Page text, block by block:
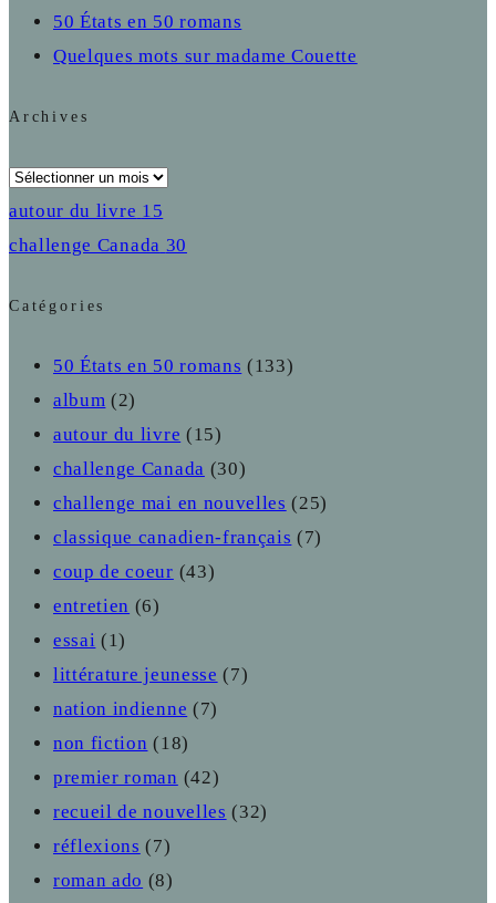
50 États en 50 romans
Quelques mots sur madame Couette
Archives
Archives
autour du livre 15
challenge Canada 30
Catégories
50 États en 50 romans (133)
album (2)
autour du livre (15)
challenge Canada (30)
challenge mai en nouvelles (25)
classique canadien-français (7)
coup de coeur (43)
entretien (6)
essai (1)
littérature jeunesse (7)
nation indienne (7)
non fiction (18)
premier roman (42)
recueil de nouvelles (32)
réflexions (7)
roman ado (8)